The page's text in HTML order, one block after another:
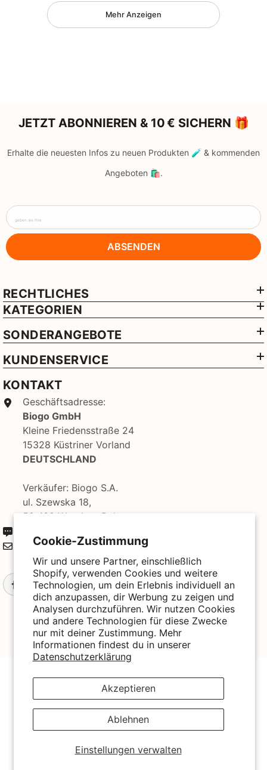
Cookie-Zustimmung
Wir und unsere Partner, einschließlich
Shopify, verwenden Cookies und weitere
Technologien, um dein Erlebnis individuell an
dich anzupassen, dir Werbung zu zeigen und
Analysen durchzuführen. Wir nutzen Cookies
und andere Technologien für diese Zwecke
nur mit deiner Zustimmung. Mehr
Informationen findest du in unserer
Datenschutzerklärung
Einstellungen verwalten
Akzeptieren
Ablehnen
Mehr Anzeigen
JETZT ABONNIEREN & 10 € SICHERN 🎁
Erhalte die neuesten Infos zu neuen Produkten 🧪 & kommenden
Angeboten 🛍️.
geben sie ihre
ABSENDEN
RECHTLICHES
KATEGORIEN
SONDERANGEBOTE
KUNDENSERVICE
KONTAKT
Geschäftsadresse:
Biogo GmbH
Kleine Friedensstraße 24
15328 Küstriner Vorland
DEUTSCHLAND
Verkäufer: Biogo S.A.
ul. Szewska 18,
50-139 Wrocław, Polen
kontakt@biogo.de
Love 🧡
Zahlungsmethoden